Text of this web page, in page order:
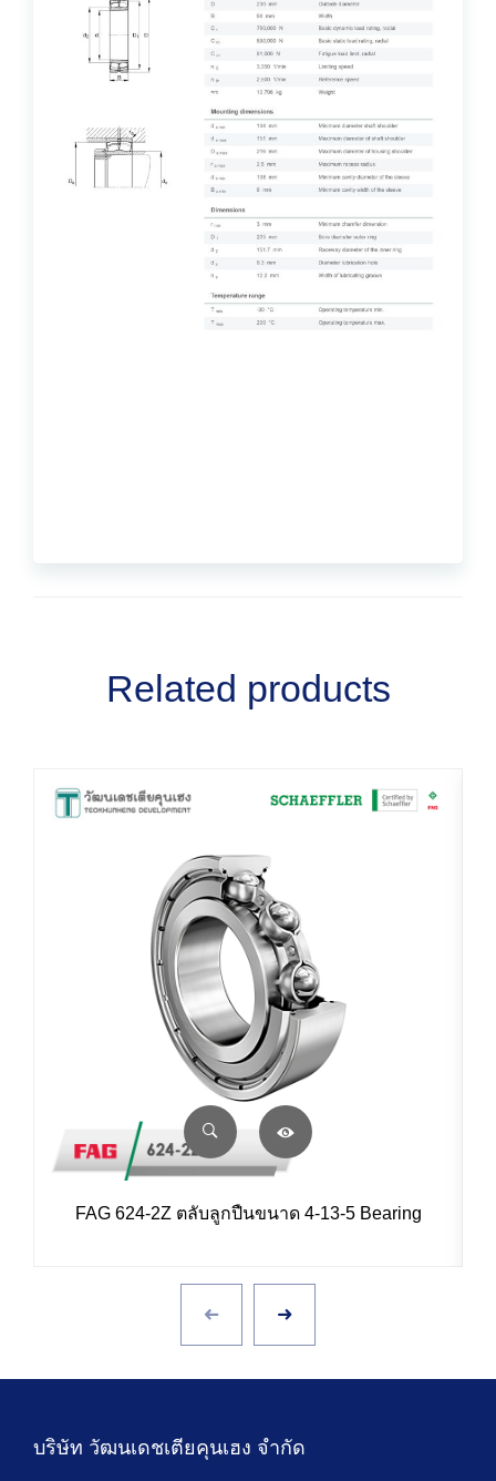
Related products
FAG 624-2Z ตลับลูกปืนขนาด 4-13-5 Bearing
บริษัท วัฒนเดชเตียคุนเฮง จำกัด